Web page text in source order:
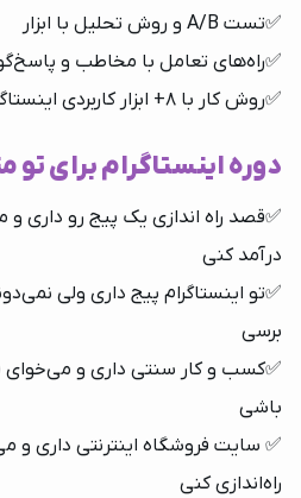
✅تست A/B و روش تحلیل با ابزار
✅راه‌های تعامل با مخاطب و
✅روش کار با 8+ ابزار کاربردی اینستاگرام
دوره اینستاگرام برای تو
✅قصد راه اندازی یک پیج رو داری
درآمد کنی
✅تو اینستاگرام پیج داری ولی
برسی
✅کسب و کار سنتی داری و می‌خوای
باشی
✅ سایت فروشگاه اینترنتی داری و
راه‌اندازی کنی